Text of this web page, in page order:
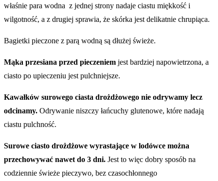
właśnie para wodna z jednej strony nadaje ciastu miękkość i
wilgotność, a z drugiej sprawia, że skórka jest delikatnie chrupiąca.
Bagietki pieczone z parą wodną są dłużej świeże.
Mąka przesiana przed pieczeniem jest bardziej napowietrzona, a
ciasto po upieczeniu jest pulchniejsze.
Kawałków surowego ciasta drożdżowego nie odrywamy lecz
odcinamy. Odrywanie niszczy łańcuchy glutenowe, które nadają
ciastu pulchność.
Surowe ciasto drożdżowe wyrastające w lodówce można
przechowywać nawet do 3 dni. Jest to więc dobry sposób na
codziennie świeże pieczywo, bez czasochłonnego